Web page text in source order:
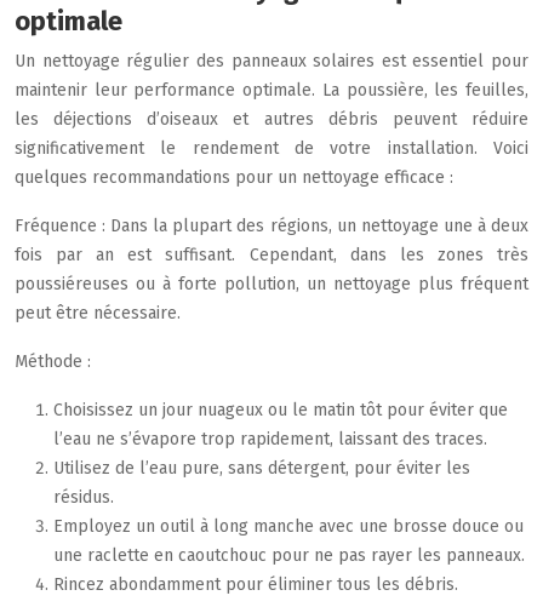
optimale
Un nettoyage régulier des panneaux solaires est essentiel pour
maintenir leur performance optimale. La poussière, les feuilles,
les déjections d’oiseaux et autres débris peuvent réduire
significativement le rendement de votre installation. Voici
quelques recommandations pour un nettoyage efficace :
Fréquence : Dans la plupart des régions, un nettoyage une à deux
fois par an est suffisant. Cependant, dans les zones très
poussiéreuses ou à forte pollution, un nettoyage plus fréquent
peut être nécessaire.
Méthode :
Choisissez un jour nuageux ou le matin tôt pour éviter que
l’eau ne s’évapore trop rapidement, laissant des traces.
Utilisez de l’eau pure, sans détergent, pour éviter les
résidus.
Employez un outil à long manche avec une brosse douce ou
une raclette en caoutchouc pour ne pas rayer les panneaux.
Rincez abondamment pour éliminer tous les débris.